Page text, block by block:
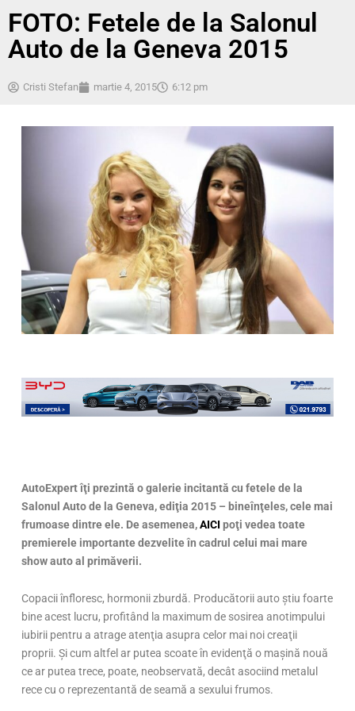
FOTO: Fetele de la Salonul
Auto de la Geneva 2015
Cristi Stefan martie 4, 2015 6:12 pm
AutoExpert îţi prezintă o galerie incitantă cu fetele de la
Salonul Auto de la Geneva, ediţia 2015 – bineînţeles, cele mai
frumoase dintre ele. De asemenea,AICI poţi vedea toate
premierele importante dezvelite în cadrul celui mai mare
show auto al primăverii.
Copacii înfloresc, hormonii zburdă. Producătorii auto ştiu foarte
bine acest lucru, profitând la maximum de sosirea anotimpului
iubirii pentru a atrage atenţia asupra celor mai noi creaţii
proprii. Şi cum altfel ar putea scoate în evidenţă o maşină nouă
ce ar putea trece, poate, neobservată, decât asociind metalul
rece cu o reprezentantă de seamă a sexului frumos.